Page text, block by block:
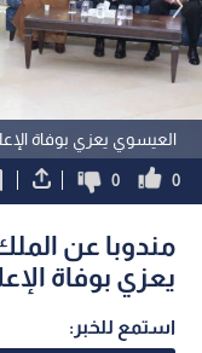
العيسوي يعزي بوفاة
0
0
مندوبا عن
يعزي بوفاة
استمع للخبر: